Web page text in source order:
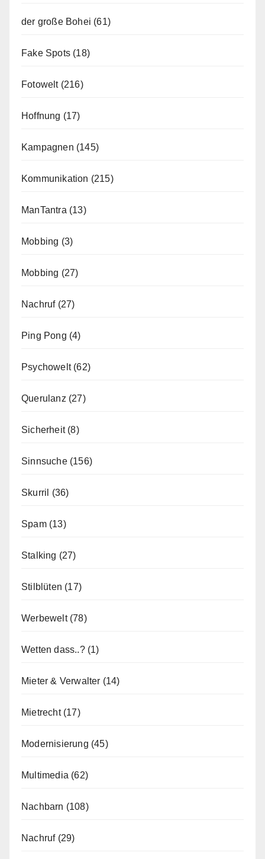
der große Bohei (61)
Fake Spots (18)
Fotowelt(216)
Hoffnung (17)
Kampagnen (145)
Kommunikation (215)
ManTantra (13)
Mobbing (3)
Mobbing (27)
Nachruf(27)
Ping Pong (4)
Psychowelt(62)
Querulanz (27)
Sicherheit(8)
Sinnsuche(156)
Skurril (36)
Spam(13)
Stalking (27)
Stilblüten (17)
Werbewelt(78)
Wetten dass..?(1)
Mieter & Verwalter (14)
Mietrecht(17)
Modernisierung (45)
Multimedia (62)
Nachbarn (108)
Nachruf(29)